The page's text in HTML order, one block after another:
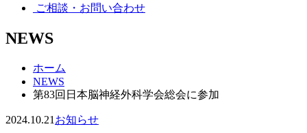
ご相談・お問い合わせ
NEWS
ホーム
NEWS
第83回日本脳神経外科学会総会に参加
2024.10.21 お知らせ